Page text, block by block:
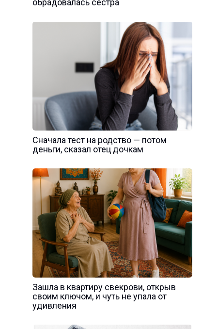
обрадовалась сестра
Сначала тест на родство — потом
деньги, сказал отец дочкам
Зашла в квартиру свекрови, открыв
своим ключом, и чуть не упала от
удивления